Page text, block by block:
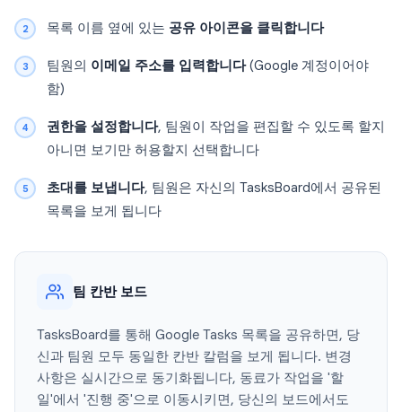
목록 이름 옆에 있는 공유 아이콘을 클릭합니다
팀원의 이메일 주소를 입력합니다(Google 계정이어야
함)
권한을 설정합니다, 팀원이 작업을 편집할 수 있도록 할지
아니면 보기만 허용할지 선택합니다
초대를 보냅니다, 팀원은 자신의 TasksBoard에서 공유된
목록을 보게 됩니다
팀 칸반 보드
TasksBoard를 통해 Google Tasks 목록을 공유하면, 당
신과 팀원 모두 동일한 칸반 칼럼을 보게 됩니다. 변경
사항은 실시간으로 동기화됩니다, 동료가 작업을 '할
일'에서 '진행 중'으로 이동시키면, 당신의 보드에서도